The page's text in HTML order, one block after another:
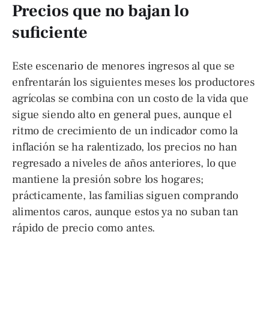
Precios que no bajan lo
suficiente
Este escenario de menores ingresos al que se
enfrentarán los siguientes meses los productores
agrícolas se combina con un costo de la vida que
sigue siendo alto en general pues, aunque el
ritmo de crecimiento de un indicador como la
inflación se ha ralentizado, los precios no han
regresado a niveles de años anteriores, lo que
mantiene la presión sobre los hogares;
prácticamente, las familias siguen comprando
alimentos caros, aunque estos ya no suban tan
rápido de precio como antes.